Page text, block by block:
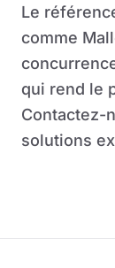
Le
comme
qui rend le
Contactez-
solutions